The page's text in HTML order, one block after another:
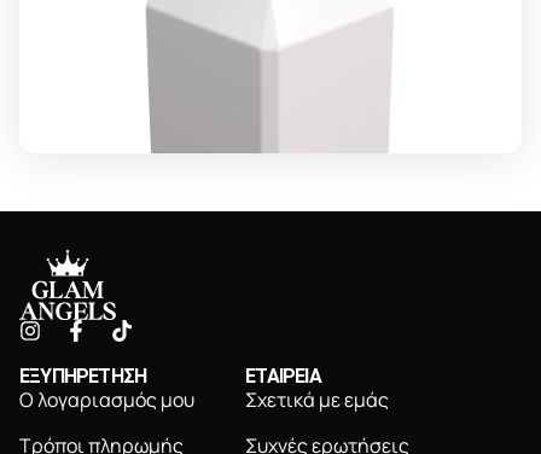
ΕΞΥΠΗΡΕΤΗΣΗ
Ο λογαριασμός μου
Τρόποι πληρωμής
ΕΤΑΙΡΕΙΑ
Σχετικά με εμάς
Συχνές ερωτήσεις